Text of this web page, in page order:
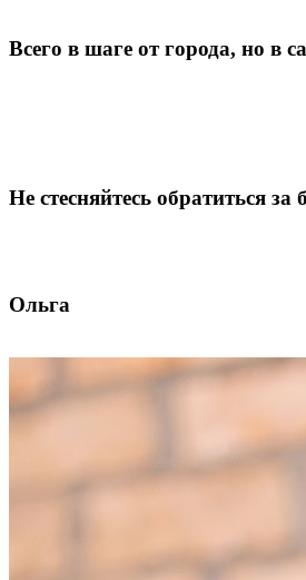
Всего в шаге от города, но в
Не стесняйтесь обратиться
Ольга